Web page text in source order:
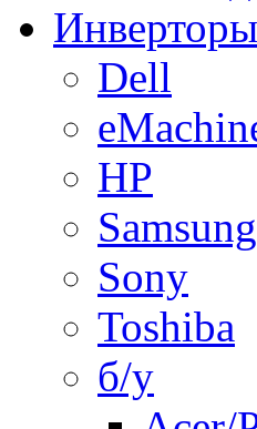
Dell
HP
Samsung
Sony
Toshiba
б/у